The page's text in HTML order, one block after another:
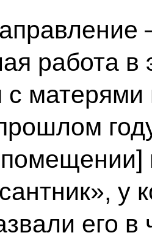
работа в
с
у
его в